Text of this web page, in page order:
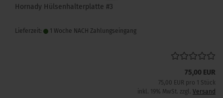
Hornady Hülsenhalterplatte #3
Lieferzeit: 1 Woche NACH Zahlungseingang
75,00 EUR
75,00 EUR pro 1 Stück
inkl. 19% MwSt. zzgl. Versand